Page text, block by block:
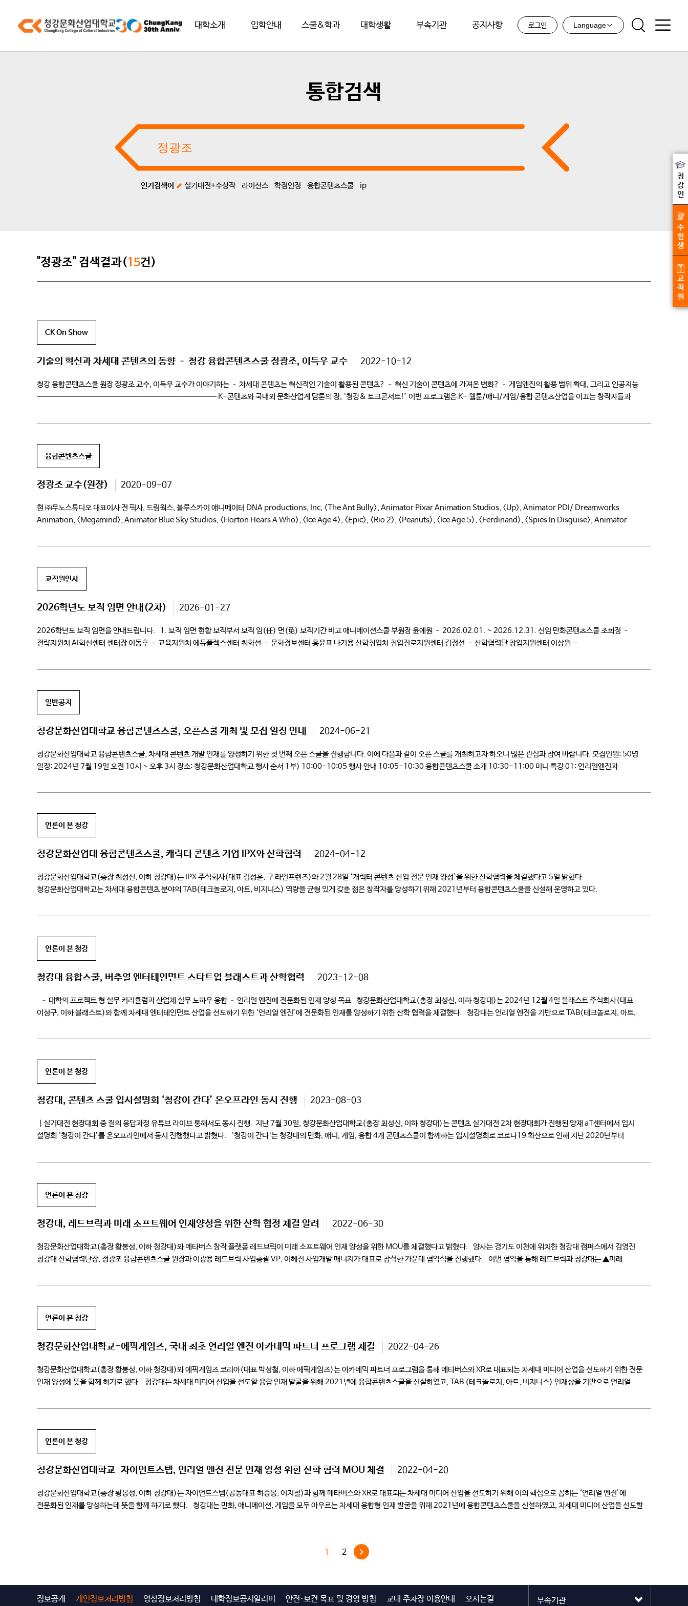
대학소개 입학안내 스쿨&학과 대학생활 부속기관 공지사항 로그인 Language
통합검색
인기검색어 실기대전+수상작 라이선스 학점인정 융합콘텐츠스쿨 ip
"정광조" 검색결과(15건)
CK On Show
기술의 혁신과 차세대 콘텐츠의 동향 – 청강 융합콘텐츠스쿨 정광조, 이득우 교수 2022-10-12
청강 융합콘텐츠스쿨 원장 정광조 교수, 이득우 교수가 이야기하는 – 차세대 콘텐츠는 혁신적인 기술이 활용된 콘텐츠? – 혁신 기술이 콘텐츠에 가져온 변화? – 게임엔진의 활용 범위 확대, 그리고 인공지능
——————————————————————————— K-콘텐츠와 국내외 문화산업계 담론의 장, ‘청강& 토크콘서트!’ 이번 프로그램은 K- 웹툰/애니/게임/융합 콘텐츠산업을 이끄는 창작자들과
융합콘텐츠스쿨
정광조 교수(원장) 2020-09-07
현 ㈜무노스튜디오 대표이사 전 픽사, 드림웍스, 블루스카이 애니메이터 DNA productions, Inc, <The Ant Bully>, Animator Pixar Animation Studios, <Up>, Animator PDI/ Dreamworks
Animation, <Megamind>, Animator Blue Sky Studios, <Horton Hears A Who>, <Ice Age 4>, <Epic>, <Rio 2>, <Peanuts>, <Ice Age 5>, <Ferdinand>, <Spies In Disguise>, Animator
교직원인사
2026학년도 보직 임면 안내(2차) 2026-01-27
2026학년도 보직 임면을 안내드립니다. 1. 보직 임면 현황 보직부서 보직 임(任) 면(免) 보직기간 비고 애니메이션스쿨 부원장 윤예원 – 2026.02.01. ~ 2026.12.31. 신임 만화콘텐츠스쿨 조희정 –
전략지원처 AI혁신센터 센터장 이동후 – 교육지원처 에듀플렉스센터 최화선 – 문화정보센터 홍윤표 나기용 산학취업처 취업진로지원센터 김정선 – 산학협력단 창업지원센터 이상원 –
일반공지
청강문화산업대학교 융합콘텐츠스쿨, 오픈스쿨 개최 및 모집 일정 안내 2024-06-21
청강문화산업대학교 융합콘텐츠스쿨, 차세대 콘텐츠 개발 인재를 양성하기 위한 첫 번째 오픈 스쿨을 진행합니다. 이에 다음과 같이 오픈 스쿨를 개최하고자 하오니 많은 관심과 참여 바랍니다. 모집인원: 50명
일정: 2024년 7월 19일 오전 10시 ~ 오후 3시 장소: 청강문화산업대학교 행사 순서 1부) 10:00-10:05 행사 안내 10:05-10:30 융합콘텐츠스쿨 소개 10:30-11:00 미니 특강 01: 언리얼엔진과
언론이 본 청강
청강문화산업대 융합콘텐츠스쿨, 캐릭터 콘텐츠 기업 IPX와 산학협력 2024-04-12
청강문화산업대학교(총장 최성신, 이하 청강대)는 IPX 주식회사(대표 김성훈, 구 라인프렌즈)와 2월 28일 ‘캐릭터 콘텐츠 산업 전문 인재 양성’을 위한 산학협력을 체결했다고 5일 밝혔다.
청강문화산업대학교는 차세대 융합콘텐츠 분야의 TAB(테크놀로지, 아트, 비지니스) 역량을 균형 있게 갖춘 젊은 창작자를 양성하기 위해 2021년부터 융합콘텐츠스쿨을 신설해 운영하고 있다.
언론이 본 청강
청강대 융합스쿨, 버추얼 엔터테인먼트 스타트업 블래스트과 산학협력 2023-12-08
– 대학의 프로젝트 형 실무 커리큘럼과 산업체 실무 노하우 융합 – 언리얼 엔진에 전문화된 인재 양성 목표 청강문화산업대학교(총장 최성신, 이하 청강대)는 2024년 12월 4일 블래스트 주식회사(대표
이성구, 이하 블래스트)와 함께 차세대 엔터테인먼트 산업을 선도하기 위한 ‘언리얼 엔진’에 전문화된 인재를 양성하기 위한 산학 협력을 체결했다. 청강대는 언리얼 엔진을 기반으로 TAB(테크놀로지, 아트,
언론이 본 청강
청강대, 콘텐츠 스쿨 입시설명회 ‘청강이 간다’ 온오프라인 동시 진행 2023-08-03
ㅣ실기대전 현장대회 중 질의 응답과정 유튜브 라이브 통해서도 동시 진행 지난 7월 30일, 청강문화산업대학교(총장 최성신, 이하 청강대)는 콘텐츠 실기대전 2차 현장대회가 진행된 양재 aT센터에서 입시
설명회 ‘청강이 간다’를 온오프라인에서 동시 진행했다고 밝혔다. ‘청강이 간다‘는 청강대의 만화, 애니, 게임, 융합 4개 콘텐츠스쿨이 함께하는 입시설명회로 코로나19 확산으로 인해 지난 2020년부터
언론이 본 청강
청강대, 레드브릭과 미래 소프트웨어 인재양성을 위한 산학 협정 체결 알려 2022-06-30
청강문화산업대학교(총장 황봉성, 이하 청강대)와 메타버스 창작 플랫폼 레드브릭이 미래 소프트웨어 인재 양성을 위한 MOU를 체결했다고 밝혔다. 양사는 경기도 이천에 위치한 청강대 캠퍼스에서 김영진
청강대 산학협력단장, 정광조 융합콘텐츠스쿨 원장과 이광용 레드브릭 사업총괄 VP, 이혜진 사업개발 매니저가 대표로 참석한 가운데 협약식을 진행했다. 이번 협약을 통해 레드브릭과 청강대는 ▲미래
언론이 본 청강
청강문화산업대학교-에픽게임즈, 국내 최초 언리얼 엔진 아카데믹 파트너 프로그램 체결 2022-04-26
청강문화산업대학교(총장 황봉성, 이하 청강대)와 에픽게임즈 코리아(대표 박성철, 이하 에픽게임즈)는 아카데믹 파트너 프로그램을 통해 메타버스와 XR로 대표되는 차세대 미디어 산업을 선도하기 위한 전문
인재 양성에 뜻을 함께 하기로 했다. 청강대는 차세대 미디어 산업을 선도할 융합 인재 발굴을 위해 2021년에 융합콘텐츠스쿨을 신설하였고, TAB (테크놀로지, 아트, 비지니스) 인재상을 기반으로 언리얼
언론이 본 청강
청강문화산업대학교-자이언트스텝, 언리얼 엔진 전문 인재 양성 위한 산학 협력 MOU 체결 2022-04-20
청강문화산업대학교(총장 황봉성, 이하 청강대)는 자이언트스텝(공동대표 하승봉, 이지철)과 함께 메타버스와 XR로 대표되는 차세대 미디어 산업을 선도하기 위해 이의 핵심으로 꼽히는 ‘언리얼 엔진’에
전문화된 인재를 양성하는데 뜻을 함께 하기로 했다. 청강대는 만화, 애니메이션, 게임을 모두 아우르는 차세대 융합형 인재 발굴을 위해 2021년에 융합콘텐츠스쿨을 신설하였고, 차세대 미디어 산업을 선도할
1 2
정보공개 개인정보처리방침 영상정보처리방침 대학정보공시알리미 안전·보건 목표 및 경영 방침 교내 주차장 이용안내 오시는길
청
강
인
수
험
생
교
직
원